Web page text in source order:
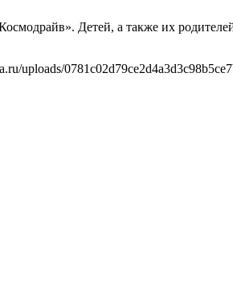
Детей, а также их
uploads/